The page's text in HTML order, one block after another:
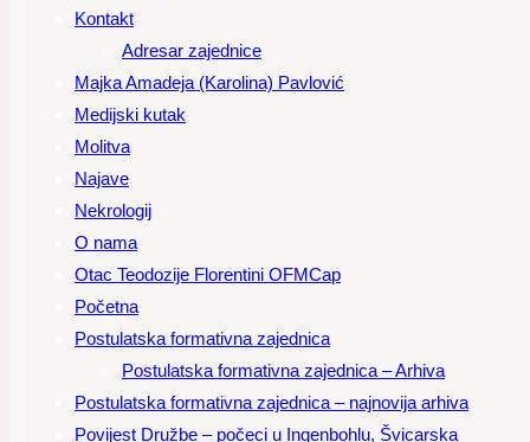
Kontakt
Adresar zajednice
Majka Amadeja (Karolina) Pavlović
Medijski kutak
Molitva
Najave
Nekrologij
O nama
Otac Teodozije Florentini OFMCap
Početna
Postulatska formativna zajednica
Postulatska formativna zajednica – Arhiva
Postulatska formativna zajednica – najnovija arhiva
Povijest Družbe – počeci u Ingenbohlu, Švicarska